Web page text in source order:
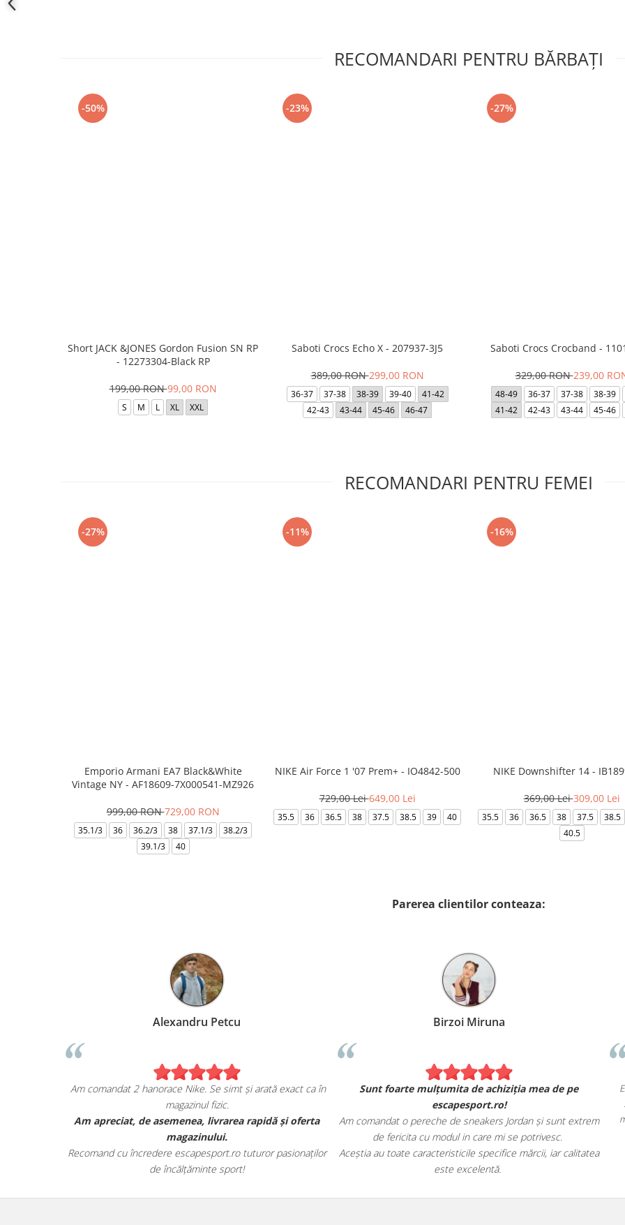
RECOMANDARI PENTRU BĂRBAŢI
-50%
Short JACK &JONES Gordon Fusion SN RP
- 12273304-Black RP
199,00 RON99,00 RON
S M L XL XXL
-23%
Saboti Crocs Echo X - 207937-3J5
389,00 RON299,00 RON
36-37 37-38 38-39 39-40
41-42
42-43
43-44 45-46 46-47
-27%
Saboti Crocs Crocband -
329,00 RON239,00
48-49 36-37 37-38
38-39
41-42
42-43 43-44 45-46
RECOMANDARI PENTRU FEMEI
-27%
Emporio Armani EA7 Black&White
Vintage NY - AF18609-7X000541-MZ926
999,00 RON729,00 RON
35.1/3 36 36.2/3 38 37.1/3
38.2/3
39.1/3
40
-11%
NIKE Air Force 1 '07 Prem+ - IO4842-500
729,00 Lei649,00 Lei
35.5 36 36.5 38 37.5 38.5 39 40
-16%
NIKE Downshifter 14 -
369,00 Lei309,00 Lei
35.5 36 36.5 38 37.5
38.5
40.5
Parerea clientilor conteaza:
bucuros de achiziția mea de pe
de sneakers JORDAN, și sunt cu
lor autentic și au avut toate detaliile
Am comandat 2 hanorace Nike. Se simt și arată exact ca în
Am apreciat, de asemenea, livrarea rapidă și oferta
Recomand cu încredere escapesport.ro tuturor pasionaților
Sunt foarte mulțumita de
Am comandat o pereche de
de fericita cu modul in care
Aceștia au toate caracteristicile